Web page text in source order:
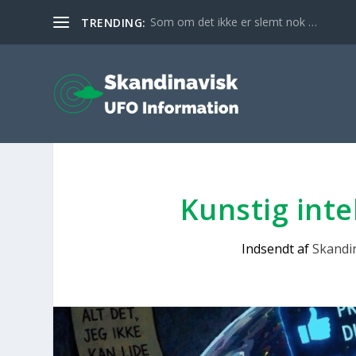
TRENDING: Som om det ikke er slemt nok …
Kun­stig
Indsendt af